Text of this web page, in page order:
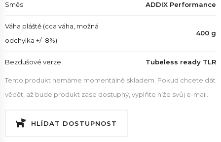
Směs ADDIX Performance
Váha pláště (cca váha, možná
odchylka +/- 8%)
400 g
Bezdušové verze Tubeless ready TLR
Tento produkt nemáme momentálně skladem. Pokud chcete dát
vědět, až bude produkt zase dostupný, vyplňte níže svůj e-mail.
HLÍDAT DOSTUPNOST